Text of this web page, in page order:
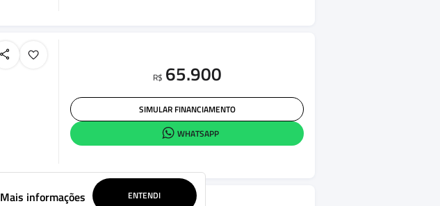
R$ 65.900
SIMULAR FINANCIAMENTO
WHATSAPP
Mais informações ENTENDI